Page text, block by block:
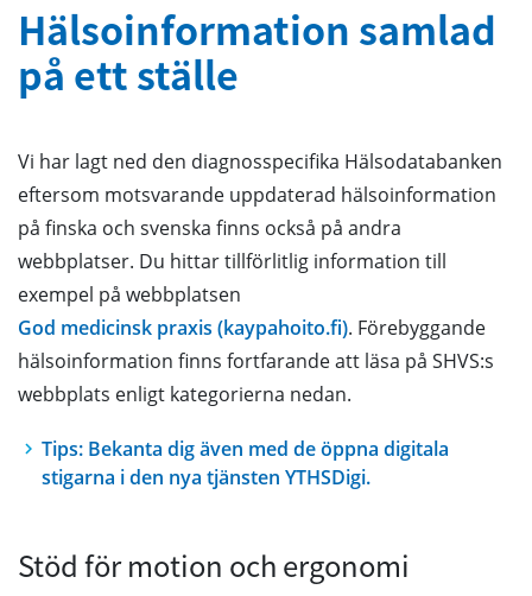
Hälsoinformation samlad
på ett ställe
Vi har lagt ned den diagnosspecifika Hälsodatabanken
eftersom motsvarande uppdaterad hälsoinformation
på finska och svenska finns också på andra
webbplatser. Du hittar tillförlitlig information till
exempel på webbplatsen
God medicinsk praxis (kaypahoito.fi). Förebyggande
hälsoinformation finns fortfarande att läsa på SHVS:s
webbplats enligt kategorierna nedan.
Tips: Bekanta dig även med de öppna digitala
stigarna i den nya tjänsten YTHSDigi.
Stöd för motion och ergonomi